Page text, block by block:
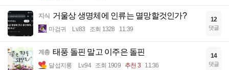
지식 거울상 생명체에 인류는 멸망할것인가?
마검귀 Lv.83 조회 1328 11:39
12
댓글
계층 태풍 돌핀 말고 이주은 돌핀
달섭지롱 Lv.94 조회 1909 추천 3 11:36
14
댓글